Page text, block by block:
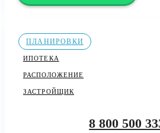
ПЛАНИРОВКИ
ИПОТЕКА
РАСПОЛОЖЕНИЕ
ЗАСТРОЙЩИК
8 800 500